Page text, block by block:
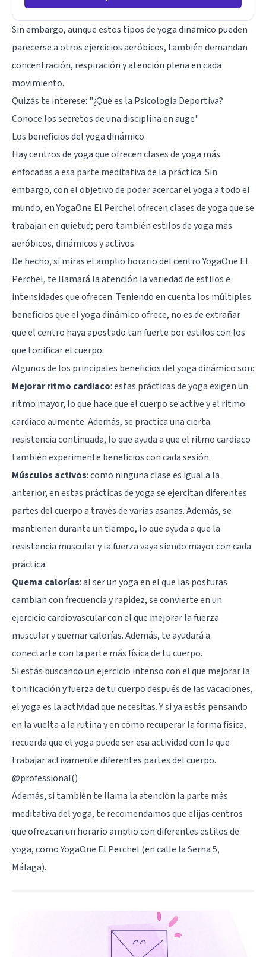
Sin embargo, aunque estos tipos de yoga dinámico pueden
parecerse a otros ejercicios aeróbicos, también demandan
concentración, respiración y atención plena en cada
movimiento.
Quizás te interese: "¿Qué es la Psicología Deportiva?
Conoce los secretos de una disciplina en auge"
Los beneficios del yoga dinámico
Hay centros de yoga que ofrecen clases de yoga más
enfocadas a esa parte meditativa de la práctica. Sin
embargo, con el objetivo de poder acercar el yoga a todo el
mundo, en YogaOne El Perchel ofrecen clases de yoga que se
trabajan en quietud; pero también estilos de yoga más
aeróbicos, dinámicos y activos.
De hecho, si miras el amplio horario del centro YogaOne El
Perchel, te llamará la atención la variedad de estilos e
intensidades que ofrecen. Teniendo en cuenta los múltiples
beneficios que el yoga dinámico ofrece, no es de extrañar
que el centro haya apostado tan fuerte por estilos con los
que tonificar el cuerpo.
Algunos de los principales beneficios del yoga dinámico son:
Mejorar ritmo cardiaco: estas prácticas de yoga exigen un
ritmo mayor, lo que hace que el cuerpo se active y el ritmo
cardiaco aumente. Además, se practica una cierta
resistencia continuada, lo que ayuda a que el ritmo cardiaco
también experimente beneficios con cada sesión.
Músculos activos: como ninguna clase es igual a la
anterior, en estas prácticas de yoga se ejercitan diferentes
partes del cuerpo a través de varias asanas. Además, se
mantienen durante un tiempo, lo que ayuda a que la
resistencia muscular y la fuerza vaya siendo mayor con cada
práctica.
Quema calorías: al ser un yoga en el que las posturas
cambian con frecuencia y rapidez, se convierte en un
ejercicio cardiovascular con el que mejorar la fuerza
muscular y quemar calorías. Además, te ayudará a
conectarte con la parte más física de tu cuerpo.
Si estás buscando un ejercicio intenso con el que mejorar la
tonificación y fuerza de tu cuerpo después de las vacaciones,
el yoga es la actividad que necesitas. Y si ya estás pensando
en la vuelta a la rutina y en cómo recuperar la forma física,
recuerda que el yoga puede ser esa actividad con la que
trabajar activamente diferentes partes del cuerpo.
@professional()
Además, si también te llama la atención la parte más
meditativa del yoga, te recomendamos que elijas centros
que ofrezcan un horario amplio con diferentes estilos de
yoga, como YogaOne El Perchel (en calle la Serna 5,
Málaga).